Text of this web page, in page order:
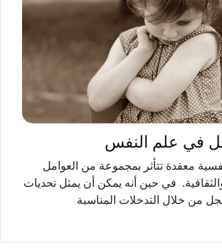
في علم النفس
معقدة تتأثر بمجموعة من العوامل
والثقافية. في حين أنه يمكن أن يمثل تحديات
من خلال التدخلات المناسبة